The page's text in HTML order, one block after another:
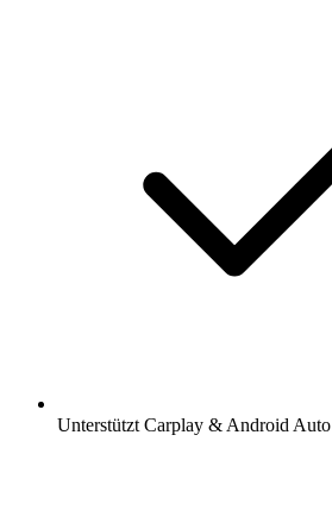
Unterstützt Carplay & Android Auto